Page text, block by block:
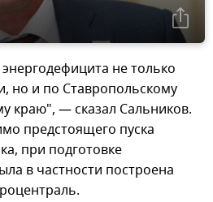
не только
но и по Ставропольскому
краю", — сказал Сальников.
предстоящего пуска
при подготовке
в частности построена